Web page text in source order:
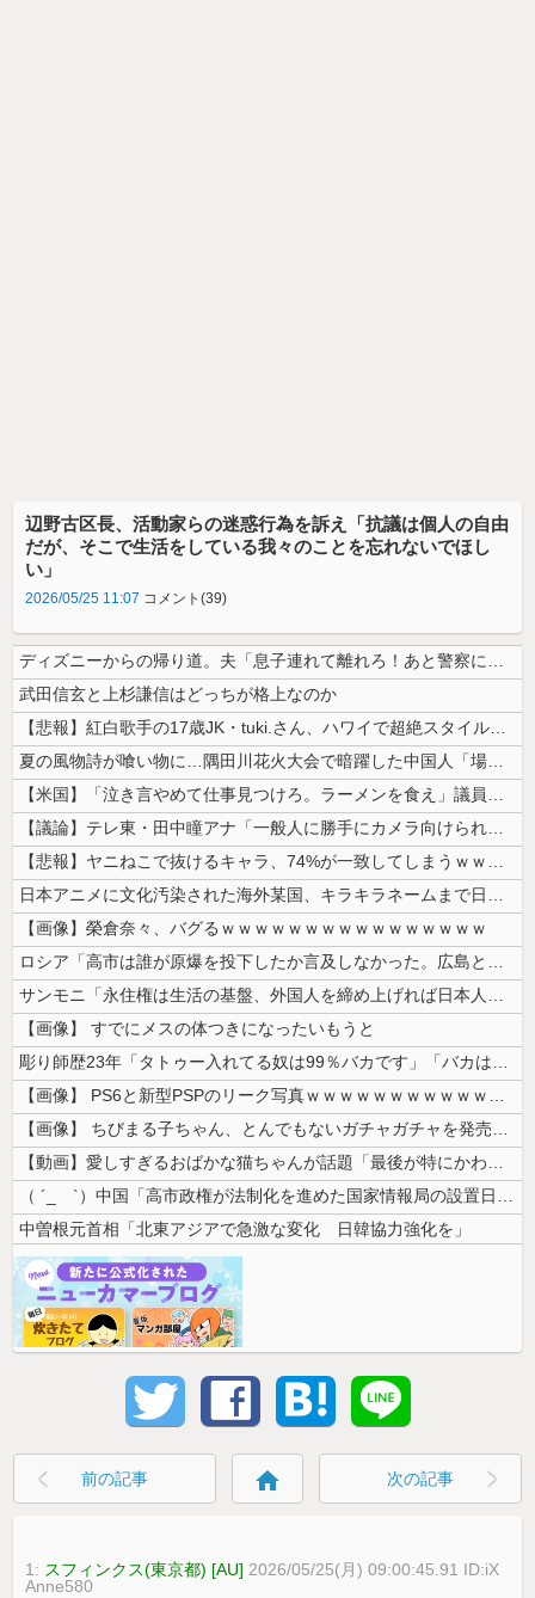
辺野古区長、活動家らの迷惑行為を訴え「抗議は個人の自由
だが、そこで生活をしている我々のことを忘れないでほし
い」
2026/05/25 11:07 コメント(39)
ディズニーからの帰り道。夫「息子連れて離れろ！あと警察に通報！」私「助...
武田信玄と上杉謙信はどっちが格上なのか
【悲報】紅白歌手の17歳JK・tuki.さん、ハワイで超絶スタイルを晒...
夏の風物詩が喰い物に…隅田川花火大会で暗躍した中国人「場所取り転売ヤー...
【米国】「泣き言やめて仕事見つけろ。ラーメンを食え」議員らの投稿にバン...
【議論】テレ東・田中瞳アナ「一般人に勝手にカメラ向けられて恐怖を感じる...
【悲報】ヤニねこで抜けるキャラ、74%が一致してしまうｗｗｗｗｗ
日本アニメに文化汚染された海外某国、キラキラネームまで日本風の”あれ”...
【画像】榮倉奈々、バグるｗｗｗｗｗｗｗｗｗｗｗｗｗｗｗｗ
ロシア「高市は誰が原爆を投下したか言及しなかった。広島と長崎に落ちたの...
サンモニ「永住権は生活の基盤、外国人を締め上げれば日本人が生きやすくな...
【画像】 すでにメスの体つきになったいもうと
彫り師歴23年「タトゥー入れてる奴は99％バカです」「バカは5000円...
【画像】 PS6と新型PSPのリーク写真ｗｗｗｗｗｗｗｗｗｗｗｗｗｗｗ...
【画像】 ちびまる子ちゃん、とんでもないガチャガチャを発売してしまうｗ...
【動画】愛しすぎるおばかな猫ちゃんが話題「最後が特にかわいいｗ」
（ ´_ゝ`）中国「高市政権が法制化を進めた国家情報局の設置日が7月3...
中曽根元首相「北東アジアで急激な変化 日韓協力強化を」
前の記事 home 次の記事
1: スフィンクス(東京都) [AU] 2026/05/25(月) 09:00:45.91 ID:iX
Anne580